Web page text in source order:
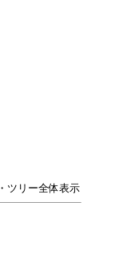
・ツリー全体表示